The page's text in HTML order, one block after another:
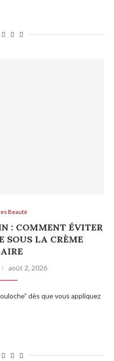
Beauté
: COMMENT ÉVITER
SOUS LA CRÈME
août 2, 2026
dès que vous appliquez